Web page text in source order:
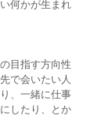
何かが生まれ
目指す方向性
で会いたい人
、一緒に仕事
したり、とか